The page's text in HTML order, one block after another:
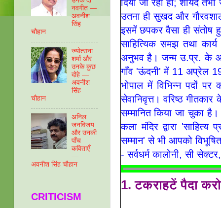
दिया जा रहा हो; शायद
उतना ही सुखद और
इसमें छपकर वैसा ही संतोष
साहित्यिक समझ तथा
अनुभव है। जन्म उ.प्र. के
गाँव 'ऊंदनी' में 11 अप्रेल
भोपाल में विभिन्न पदों
सेवानिवृत्त। वरिष्ठ
सम्मानित किया जा चुका
कला मंदिर द्वारा 'साहित्य
सम्मान' से भी आपको
- सर्वधर्म कालोनी, सी
1. टकराहटें पैदा करो
नवगीत —
अवनीश
सिंह
चौहान
ज्योत्सना
शर्मा और
उनके कुछ
दोहे —
अवनीश
सिंह
चौहान
अनिल
जनविजय
और उनकी
पाँच
कविताएँ
—
अवनीश सिंह चौहान
CRITICISM